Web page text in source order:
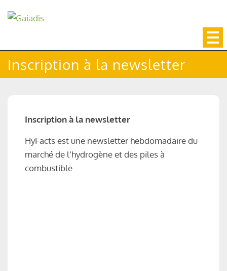
Inscription à la newsletter
Inscription à la newsletter
HyFacts est une newsletter hebdomadaire du
marché de l’hydrogène et des piles à
combustible